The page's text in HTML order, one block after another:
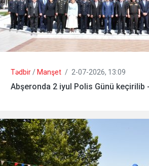
Tədbir /Manşet / 2-07-2026, 13:09
Abşeronda 2 iyul Polis Günü keçirilib